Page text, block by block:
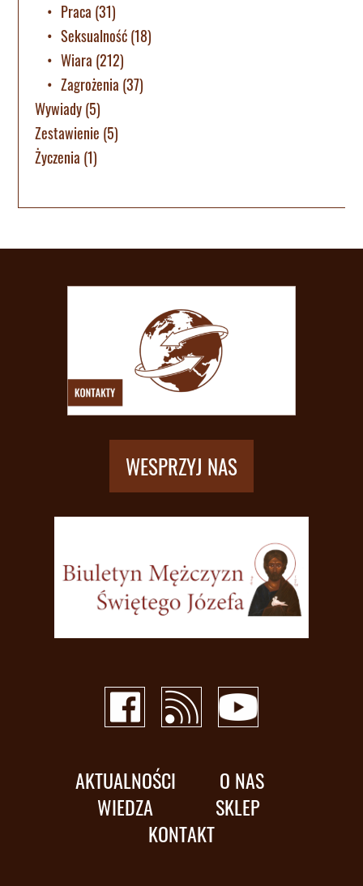
Praca (31)
Seksualność(18)
Wiara (212)
Zagrożenia (37)
Wywiady(5)
Zestawienie (5)
Życzenia (1)
WESPRZYJ NAS
AKTUALNOŚCI
O NAS
WIEDZA
SKLEP
KONTAKT